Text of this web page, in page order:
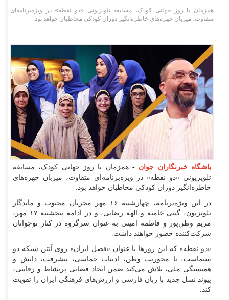
همزمان با روز جهانی کودک، مسابقه تلویزیونی «دو نقطه» در ویژه‌برنامه‌ای
متفاوت، میزبان چهره‌های خاطره‌انگیز دوران کودکی مخاطبان خواهد بود.
باشگاه خبرنگاران جوان -همزمان با روز جهانی کودک، مسابقه
تلویزیونی «دو نقطه» در ویژه‌برنامه‌ای متفاوت، میزبان چهره‌های
خاطره‌انگیز دوران کودکی مخاطبان خواهد بود.
در این ویژه‌برنامه، چهارشنبه ۱۶ مهر مجریان محبوب و ماندگار
تلویزیون، گیتی خامنه و الهه رضایی، و در ادامه پنجشنبه ۱۷ مهر،
مریم وطن‌پور و فاطمه امینی به عنوان سرگروه در کنار نوجوانان
شرکت‌کننده حضور خواهند داشت.
«دو نقطه» که این روزها با عنوان «فصل ایران» روی آنتن شبکه دو
سیماست، با محوریت وطن، ادبیات حماسی، پیشرفت، دانش و
همبستگی ملی، تلاش می‌کند ضمن ایجاد فضایی پرنشاط و رقابتی،
پیوند نسل جدید با زبان فارسی و ارزش‌های فرهنگی ایران را تقویت
کند.